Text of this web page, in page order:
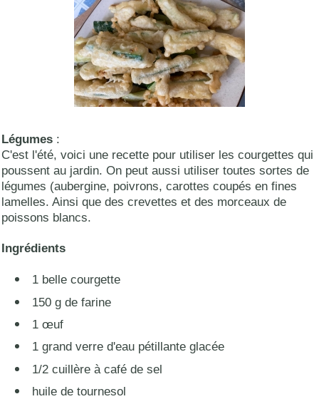
Légumes :
C'est l'été, voici une recette pour utiliser les courgettes qui
poussent au jardin. On peut aussi utiliser toutes sortes de
légumes (aubergine, poivrons, carottes coupés en fines
lamelles. Ainsi que des crevettes et des morceaux de
poissons blancs.
Ingrédients
1 belle courgette
150 g de farine
1 œuf
1 grand verre d'eau pétillante glacée
1/2 cuillère à café de sel
huile de tournesol